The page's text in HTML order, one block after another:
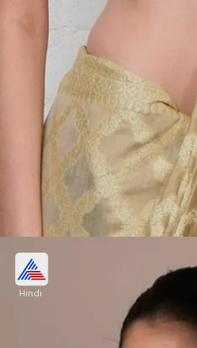
लेटेस्ट पर्ल
गोल्डन या कॉन्ट्रास्ट साड़ी पर
मोतियों वाला बोट नेक पर्ल
Image credits: Instagram
Hindi